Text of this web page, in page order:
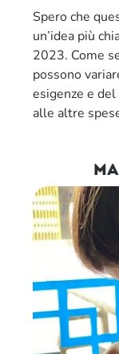
Spero che
un’idea più
2023. Come
possono
esigenze e
alle altre